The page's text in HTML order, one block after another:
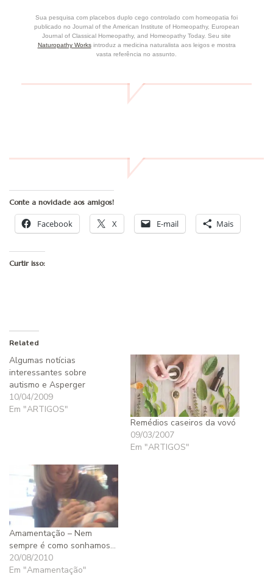
Sua pesquisa com placebos duplo cego controlado com homeopatia foi
publicado no Journal of the American Institute of Homeopathy, European
Journal of Classical Homeopathy, and Homeopathy Today. Seu site
Naturopathy Worksintroduz a medicina naturalista aos leigos e mostra
vasta referência no assunto.
Conte a novidade aos amigos!
Facebook X E-mail Mais
Curtir isso:
Related
Algumas notícias
interessantes sobre
autismo e Asperger
10/04/2009
Em "ARTIGOS"
Remédios caseiros da vovó
09/03/2007
Em "ARTIGOS"
Amamentação – Nem
sempre é como sonhamos…
20/08/2010
Em "Amamentação"